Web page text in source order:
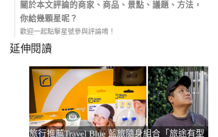
關於本文評論的商家、商品、景點、議題、方法，
你給幾顆星呢？
歡迎一起點擊星號參與評論唷！
延伸閱讀
旅行推薦Travel Blue 藍旅隨身組合「旅途有型